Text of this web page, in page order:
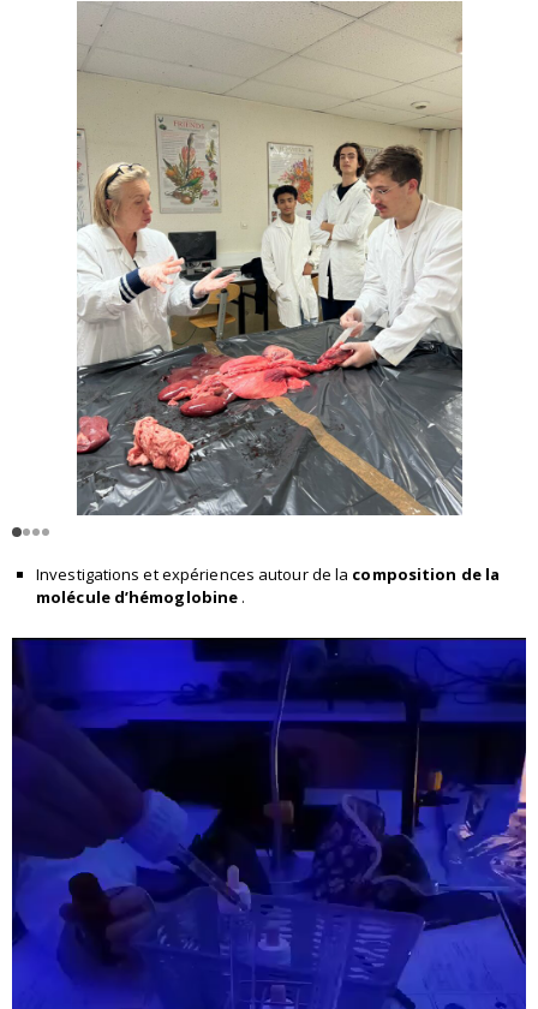
Investigations et expériences autour de la composition de la
molécule d’hémoglobine .